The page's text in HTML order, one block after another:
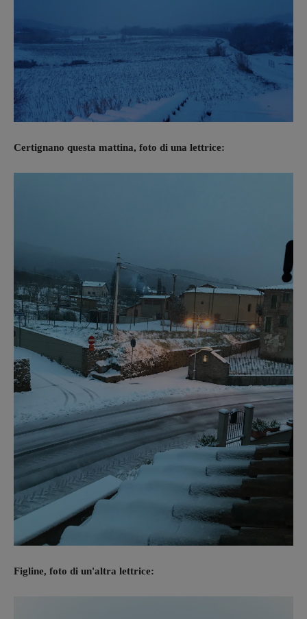
Certignano questa mattina, foto di una lettrice:
Figline, foto di un'altra lettrice: